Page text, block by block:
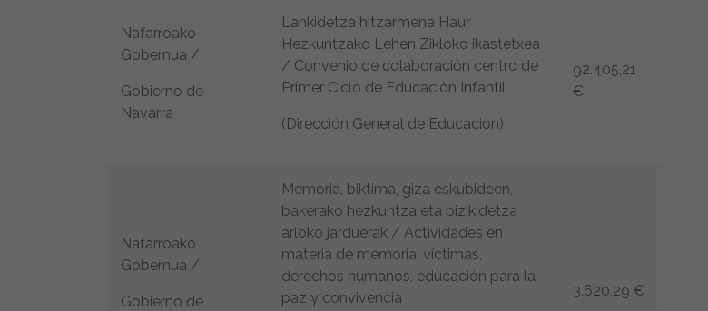
Nafarroako
Gobernua /
Gobierno de
Navarra
Lankidetza hitzarmena Haur
Hezkuntzako Lehen Zikloko ikastetxea
/ Convenio de colaboración centro de
Primer Ciclo de Educación Infantil
(Dirección General de Educación)
92.405,21
€
Nafarroako
Gobernua /
Gobierno de
Memoria, biktima, giza eskubideen,
bakerako hezkuntza eta bizikidetza
arloko jarduerak / Actividades en
materia de memoria, víctimas,
derechos humanos, educación para la
paz y convivencia
3.620,29 €